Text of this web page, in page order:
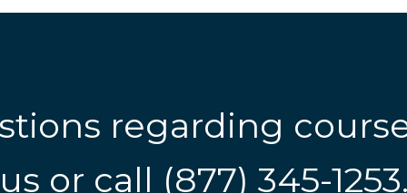
regarding
or call (877) 345-1253.